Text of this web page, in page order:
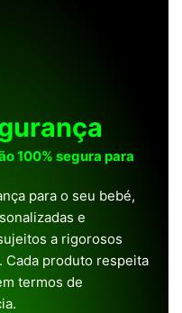
100% segura para
para o seu bebé,
e
a rigorosos
produto respeita
termos de